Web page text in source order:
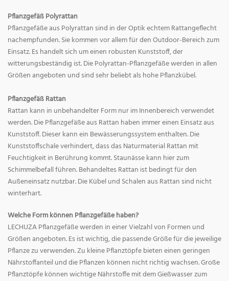
Pflanzgefäß Polyrattan
Pflanzgefäße aus Polyrattan sind in der Optik echtem Rattangeflecht
nachempfunden. Sie kommen vor allem für den Outdoor-Bereich zum
Einsatz. Es handelt sich um einen robusten Kunststoff, der
witterungsbeständig ist. Die Polyrattan-Pflanzgefäße werden in allen
Größen angeboten und sind sehr beliebt als hohe Pflanzkübel.
Pflanzgefäß Rattan
Rattan kann in unbehandelter Form nur im Innenbereich verwendet
werden. Die Pflanzgefäße aus Rattan haben immer einen Einsatz aus
Kunststoff. Dieser kann ein Bewässerungssystem enthalten. Die
Kunststoffschale verhindert, dass das Naturmaterial Rattan mit
Feuchtigkeit in Berührung kommt. Staunässe kann hier zum
Schimmelbefall führen. Behandeltes Rattan ist bedingt für den
Außeneinsatz nutzbar. Die Kübel und Schalen aus Rattan sind nicht
winterhart.
Welche Form können Pflanzgefäße haben?
LECHUZA Pflanzgefäße werden in einer Vielzahl von Formen und
Größen angeboten. Es ist wichtig, die passende Größe für die jeweilige
Pflanze zu verwenden. Zu kleine Pflanztöpfe bieten einen geringen
Nährstoffanteil und die Pflanzen können nicht richtig wachsen. Große
Pflanztöpfe können wichtige Nährstoffe mit dem Gießwasser zum